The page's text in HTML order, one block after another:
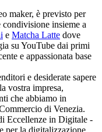
maker, è previsto per
insieme a
e Matcha Latte dove
su YouTube dai primi
e appassionata base
e desiderate sapere
vostra impresa,
che abbiamo in
di Venezia.
Eccellenze in Digitale -